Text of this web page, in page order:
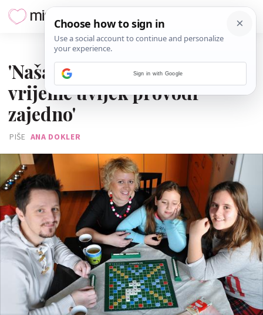
'Naša obitelj slobodno
vrijeme uvijek provodi
zajedno'
PIŠE ANA DOKLER
Sign in with Google